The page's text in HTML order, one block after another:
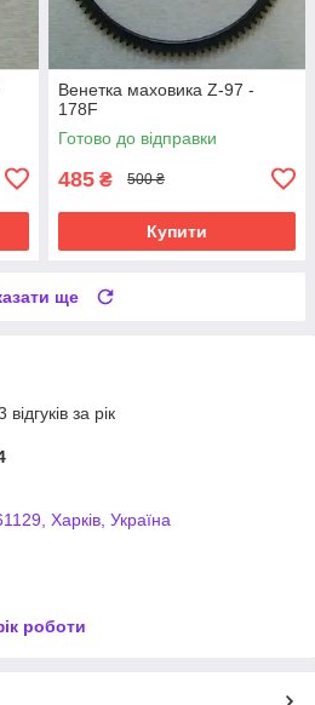
Венетка маховика Z-97 -
178F
Готово до відправки
485 ₴ 500 ₴
Купити
ще
за рік
Харків, Україна
роботи